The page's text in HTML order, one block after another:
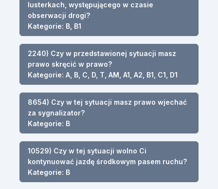
lusterkach, występującego w czasie
obserwacji drogi?
Kategorie: B, B1
2240) Czy w przedstawionej sytuacji masz
prawo skręcić w prawo?
Kategorie: A, B, C, D, T, AM, A1, A2, B1, C1, D1
8654) Czy w tej sytuacji masz prawo wjechać
za sygnalizator?
Kategorie: B
10529) Czy w tej sytuacji wolno Ci
kontynuować jazdę środkowym pasem ruchu?
Kategorie: B